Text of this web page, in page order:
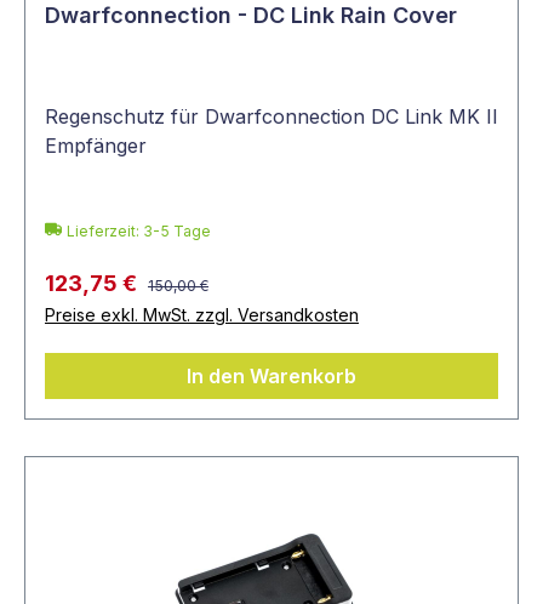
Dwarfconnection - DC Link Rain Cover
Regenschutz für Dwarfconnection DC Link MK II
Empfänger
Lieferzeit: 3-5 Tage
123,75 € 150,00 €
Preise exkl. MwSt. zzgl. Versandkosten
In den Warenkorb